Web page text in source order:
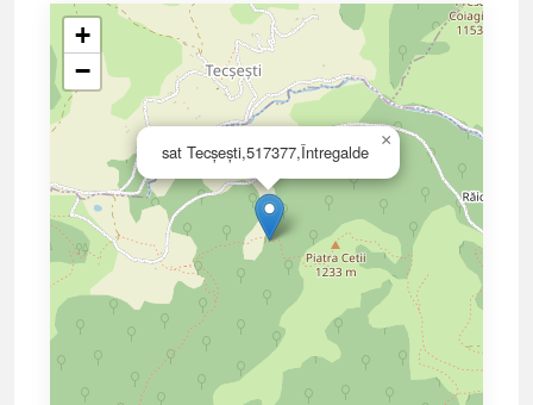
sat Tecșești,517377,Întregalde
×
+
−